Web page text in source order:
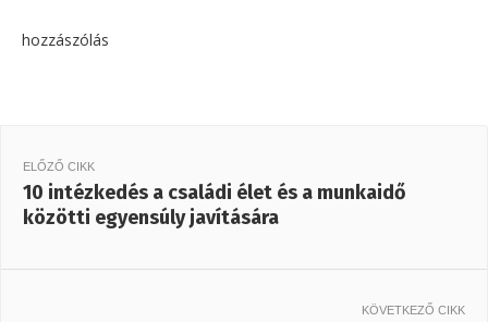
hozzászólás
ELŐZŐ CIKK
10 intézkedés a családi élet és a munkaidő
közötti egyensúly javítására
KÖVETKEZŐ CIKK